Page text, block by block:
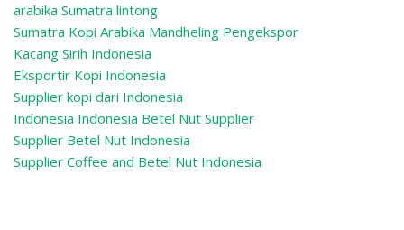
arabika Sumatra lintong
Sumatra Kopi Arabika Mandheling Pengekspor
Kacang Sirih Indonesia
Eksportir Kopi Indonesia
Supplier kopi dari Indonesia
Indonesia Indonesia Betel Nut Supplier
Supplier Betel Nut Indonesia
Supplier Coffee and Betel Nut Indonesia